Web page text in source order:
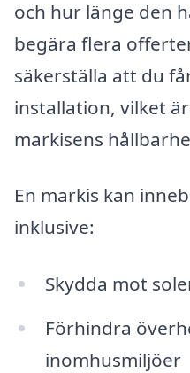
och hur länge den
begära flera
säkerställa att du
installation, vilket
markisens
En markis kan
inklusive:
Skydda mot
Förhindra
inomhusmiljöer